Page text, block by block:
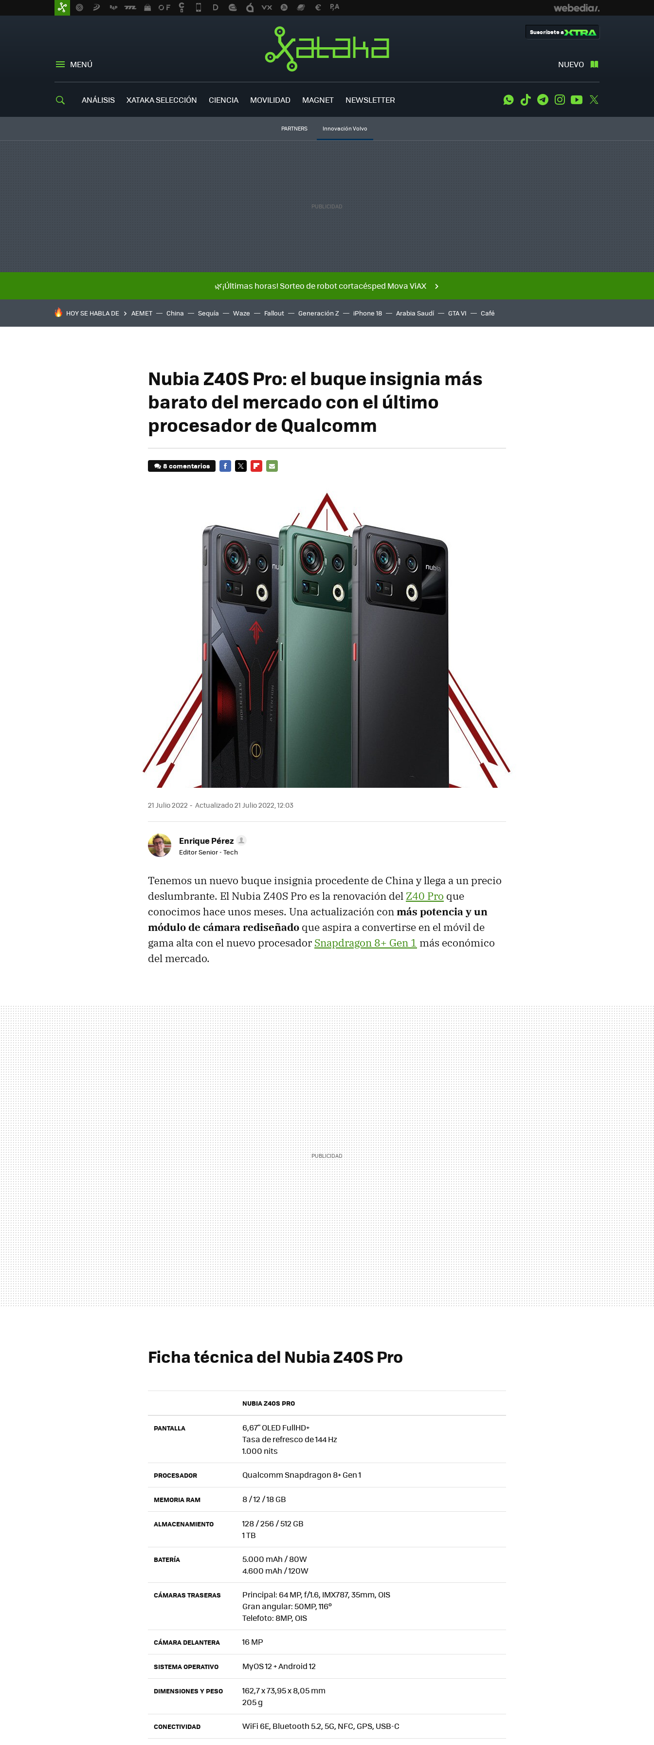
MENÚ NUEVO
Suscríbete a
ANÁLISIS XATAKA SELECCIÓN CIENCIA MOVILIDAD MAGNET NEWSLETTER WhatsApp
Tiktok TelegramInstagramYoutube
PARTNERS Innovación Volvo
🌿¡Últimas horas! Sorteo de robot cortacésped Mova ViAX
HOY SE HABLA DE AEMET China Sequía Waze Fallout Generación Z iPhone 18 Arabia Saudí GTA VI Café
Nubia Z40S Pro: el buque insignia más
barato del mercado con el último
procesador de Qualcomm
8 comentarios
21 Julio 2022 Actualizado 21 Julio 2022, 12:03
Enrique Pérez
Editor Senior - Tech
Tenemos un nuevo buque insignia procedente de China y llega a un precio
deslumbrante. El Nubia Z40S Pro es la renovación del Z40 Pro que
conocimos hace unos meses. Una actualización conmás potencia y un
módulo de cámara rediseñado que aspira a convertirse en el móvil de
gama alta con el nuevo procesador Snapdragon 8+ Gen 1 más económico
del mercado.
Ficha técnica del Nubia Z40S Pro
NUBIA Z40S PRO
PANTALLA
6,67" OLED FullHD+
Tasa de refresco de 144 Hz
1.000 nits
PROCESADOR Qualcomm Snapdragon 8+ Gen 1
MEMORIA RAM 8 / 12 / 18 GB
ALMACENAMIENTO
128 / 256 / 512 GB
1 TB
BATERÍA
5.000 mAh / 80W
4.600 mAh / 120W
CÁMARAS TRASERAS
Principal: 64 MP, f/1.6, IMX787, 35mm, OIS
Gran angular: 50MP, 116º
Telefoto: 8MP, OIS
CÁMARA DELANTERA 16 MP
SISTEMA OPERATIVO MyOS 12 + Android 12
DIMENSIONES Y PESO
162,7 x 73,95 x 8,05 mm
205 g
CONECTIVIDAD WiFi 6E, Bluetooth 5.2, 5G, NFC, GPS, USB-C